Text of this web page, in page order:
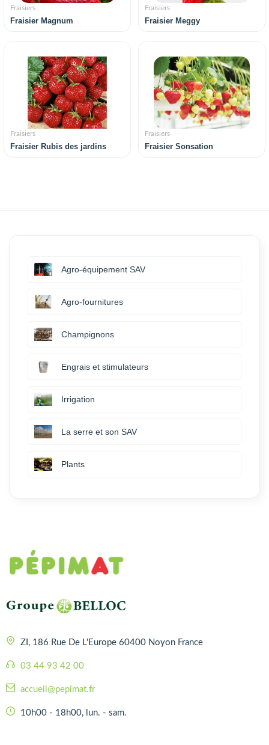
Fraisiers
Fraisier Magnum
Fraisiers
Fraisier Meggy
Fraisiers
Fraisier Rubis des jardins
Fraisiers
Fraisier Sonsation
Agro-équipement SAV
Agro-fournitures
Champignons
Engrais et stimulateurs
Irrigation
La serre et son SAV
Plants
ZI, 186 Rue De L'Europe 60400 Noyon France
03 44 93 42 00
accueil@pepimat.fr
10h00 - 18h00, lun. - sam.